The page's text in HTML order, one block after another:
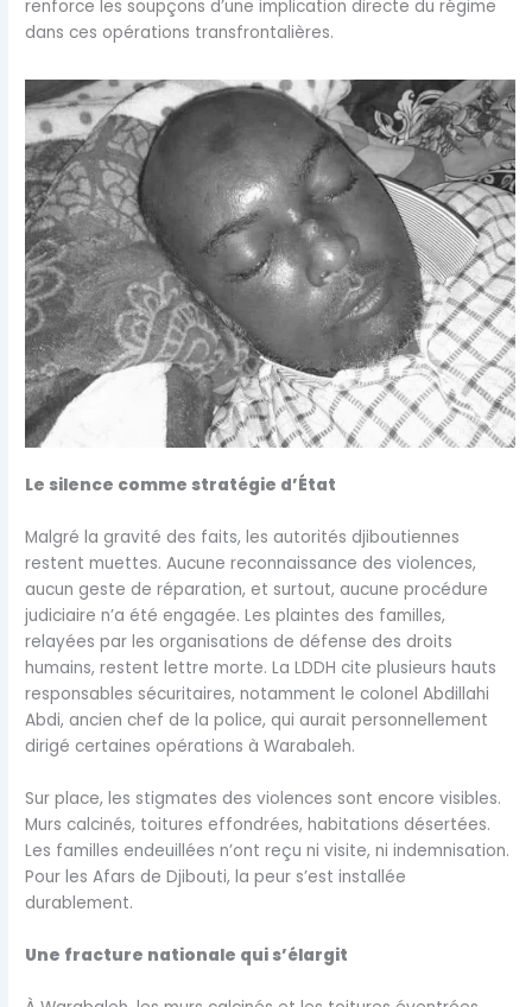
renforce les soupçons d’une implication directe du régime
dans ces opérations transfrontalières.
Le silence comme stratégie d’État
Malgré la gravité des faits, les autorités djiboutiennes
restent muettes. Aucune reconnaissance des violences,
aucun geste de réparation, et surtout, aucune procédure
judiciaire n’a été engagée. Les plaintes des familles,
relayées par les organisations de défense des droits
humains, restent lettre morte. La LDDH cite plusieurs hauts
responsables sécuritaires, notamment le colonel Abdillahi
Abdi, ancien chef de la police, qui aurait personnellement
dirigé certaines opérations à Warabaleh.
Sur place, les stigmates des violences sont encore visibles.
Murs calcinés, toitures effondrées, habitations désertées.
Les familles endeuillées n’ont reçu ni visite, ni indemnisation.
Pour les Afars de Djibouti, la peur s’est installée
durablement.
Une fracture nationale qui s’élargit